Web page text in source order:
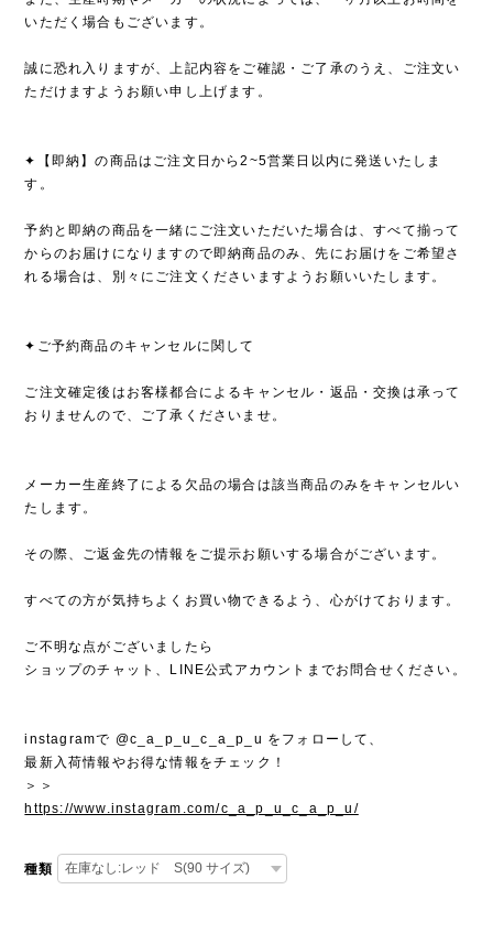
いただく場合もございます。
誠に恐れ入りますが、上記内容をご確認・ご了承のうえ、ご注文い
ただけますようお願い申し上げます。
✦【即納】の商品はご注文日から2~5営業日以内に発送いたしま
す。
予約と即納の商品を一緒にご注文いただいた場合は、すべて揃って
からのお届けになりますので即納商品のみ、先にお届けをご希望さ
れる場合は、別々にご注文くださいますようお願いいたします。
✦ご予約商品のキャンセルに関して
ご注文確定後はお客様都合によるキャンセル・返品・交換は承って
おりませんので、ご了承くださいませ。
メーカー生産終了による欠品の場合は該当商品のみをキャンセルい
たします。
その際、ご返金先の情報をご提示お願いする場合がございます。
すべての方が気持ちよくお買い物できるよう、心がけております。
ご不明な点がございましたら
ショップのチャット、LINE公式アカウントまでお問合せください。
instagramで @c_a_p_u_c_a_p_u をフォローして、
最新入荷情報やお得な情報をチェック！
＞＞
https://www.instagram.com/c_a_p_u_c_a_p_u/
種類